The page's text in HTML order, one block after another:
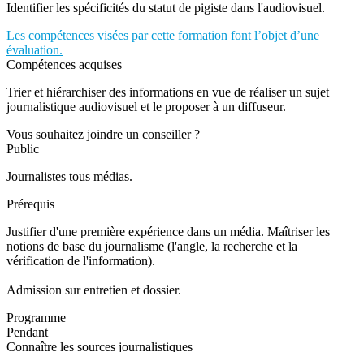
Identifier les spécificités du statut de pigiste dans l'audiovisuel.
Les compétences visées par cette formation font l’objet d’une
évaluation.
Compétences acquises
Trier et hiérarchiser des informations en vue de réaliser un sujet
journalistique audiovisuel et le proposer à un diffuseur.
Vous souhaitez joindre un conseiller ?
Public
Journalistes tous médias.
Prérequis
Justifier d'une première expérience dans un média. Maîtriser les
notions de base du journalisme (l'angle, la recherche et la
vérification de l'information).
Admission sur entretien et dossier.
Programme
Pendant
Connaître les sources journalistiques